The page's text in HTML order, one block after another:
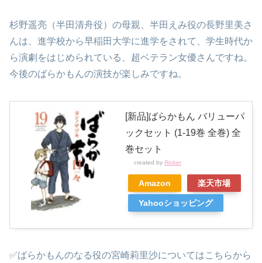
杉野遥亮（半田清舟役）の母親、半田えみ役の長野里美さ
んは、進学校から早稲田大学に進学をされて、学生時代か
ら演劇をはじめられている、超ベテラン女優さんですね。
今後のばらかもんの演技が楽しみですね。
[新品]ばらかもん バリューパ
ックセット (1-19巻 全巻) 全
巻セット
created by Rinker
Amazon 楽天市場
Yahooショッピング
✅ばらかもんのなる役の宮崎莉里沙についてはこちらから